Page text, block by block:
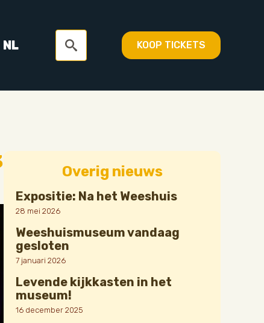
NL KOOP TICKETS
Overig nieuws
Expositie: Na het Weeshuis
28 mei 2026
Weeshuismuseum vandaag
gesloten
7 januari 2026
Levende kijkkasten in het
museum!
16 december 2025